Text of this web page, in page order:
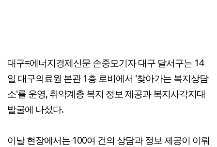
대구=에너지경제신문 손중모기자 대구 달서구는 14
일 대구의료원 본관 1층 로비에서 '찾아가는 복지상담
소'를 운영, 취약계층 복지 정보 제공과 복지사각지대
발굴에 나섰다.
이날 현장에서는 100여 건의 상담과 정보 제공이 이뤄